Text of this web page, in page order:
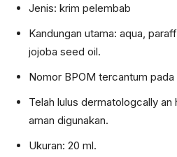
Jenis: krim pelembab
Kandungan utama: aqua,
jojoba seed oil.
Nomor BPOM tercantum pada
Telah lulus dermatologcally
aman digunakan.
Ukuran: 20 ml.